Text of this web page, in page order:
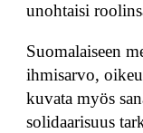
unohtaisi
Suomalaiseen
ihmisarvo,
kuvata myös
solidaarisuus